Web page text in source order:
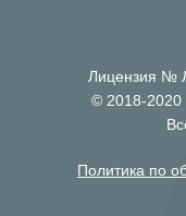
Лицензия №
© 2018-
Политика по